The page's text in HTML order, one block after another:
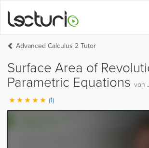
Advanced Calculus 2 Tutor
Surface Area of
Parametric Equations von
(1)